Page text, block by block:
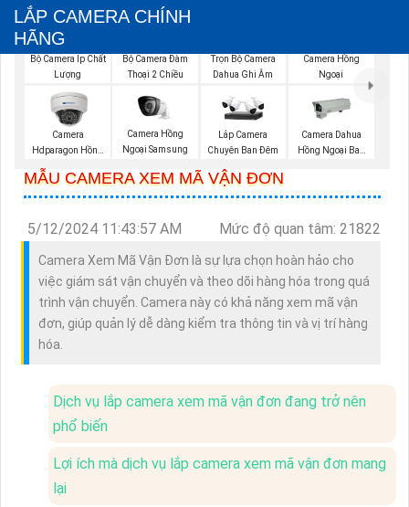
LẮP CAMERA CHÍNH
HÃNG
Bộ Camera Ip Chất
Lượng
Bộ Camera Đàm
Thoại 2 Chiều
Trọn Bộ Camera
Dahua Ghi Âm
Camera Hồng
Ngoại
Camera
Hdparagon Hồng
Camera Hồng
Ngoại Samsung
Lắp Camera
Chuyên Ban Đêm
Camera Dahua
Hồng Ngoại Ban
MẪU CAMERA XEM MÃ VẬN ĐƠN
5/12/2024 11:43:57 AM Mức độ quan tâm: 21822
Camera Xem Mã Vận Đơn là sự lựa chọn hoàn hảo cho
việc giám sát vận chuyển và theo dõi hàng hóa trong quá
trình vận chuyển. Camera này có khả năng xem mã vận
đơn, giúp quản lý dễ dàng kiểm tra thông tin và vị trí hàng
hóa.
Dịch vụ lắp camera xem mã vận đơn đang trở nên
phổ biến
Lợi ích mà dịch vụ lắp camera xem mã vận đơn mang
lại